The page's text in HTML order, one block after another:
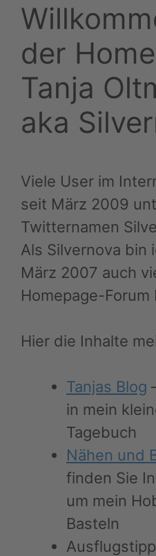
der
Tanja
aka
Viele User im
seit März 2009
Twitternamen
Als Silvernova bin
März 2007 auch
Homepage-Forum
Hier die Inhalte
Tanjas Blog
in mein
Tagebuch
Nähen und
finden Sie
um mein
Basteln